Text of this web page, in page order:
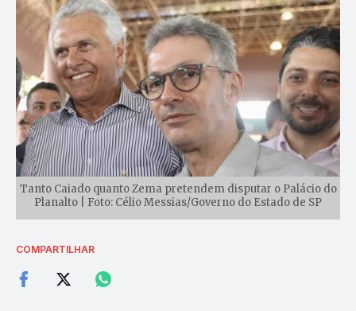
Tanto Caiado quanto Zema pretendem disputar o Palácio do
Planalto | Foto: Célio Messias/Governo do Estado de SP
COMPARTILHAR